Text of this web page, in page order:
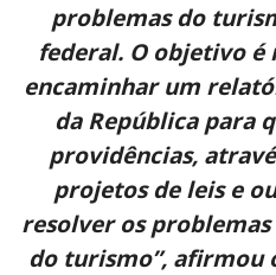
problemas do
federal. O objetivo é
encaminhar um
da República para
providências,
projetos de leis e
resolver os
do turismo”, afirmou